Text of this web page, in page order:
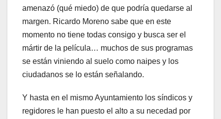
amenazó (qué miedo) de que podría quedarse al
margen. Ricardo Moreno sabe que en este
momento no tiene todas consigo y busca ser el
mártir de la película… muchos de sus programas
se están viniendo al suelo como naipes y los
ciudadanos se lo están señalando.
Y hasta en el mismo Ayuntamiento los síndicos y
regidores le han puesto el alto a su necedad por